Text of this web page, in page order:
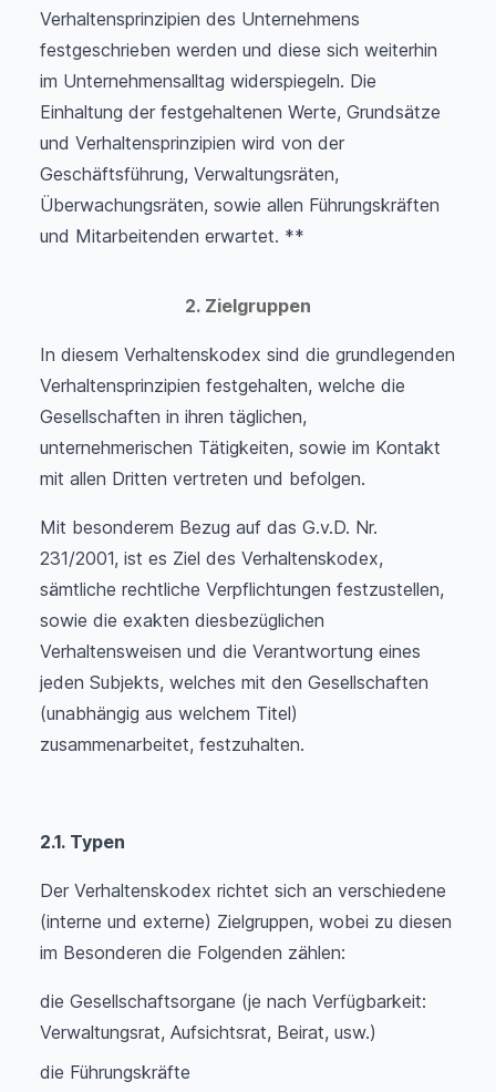
Verhaltensprinzipien des Unternehmens
festgeschrieben werden und diese sich weiterhin
im Unternehmensalltag widerspiegeln. Die
Einhaltung der festgehaltenen Werte, Grundsätze
und Verhaltensprinzipien wird von der
Geschäftsführung, Verwaltungsräten,
Überwachungsräten, sowie allen Führungskräften
und Mitarbeitenden erwartet. **
2. Zielgruppen
In diesem Verhaltenskodex sind die grundlegenden
Verhaltensprinzipien festgehalten, welche die
Gesellschaften in ihren täglichen,
unternehmerischen Tätigkeiten, sowie im Kontakt
mit allen Dritten vertreten und befolgen.
Mit besonderem Bezug auf das G.v.D. Nr.
231/2001, ist es Ziel des Verhaltenskodex,
sämtliche rechtliche Verpflichtungen festzustellen,
sowie die exakten diesbezüglichen
Verhaltensweisen und die Verantwortung eines
jeden Subjekts, welches mit den Gesellschaften
(unabhängig aus welchem Titel)
zusammenarbeitet, festzuhalten.
2.1. Typen
Der Verhaltenskodex richtet sich an verschiedene
(interne und externe) Zielgruppen, wobei zu diesen
im Besonderen die Folgenden zählen:
die Gesellschaftsorgane (je nach Verfügbarkeit:
Verwaltungsrat, Aufsichtsrat, Beirat, usw.)
die Führungskräfte